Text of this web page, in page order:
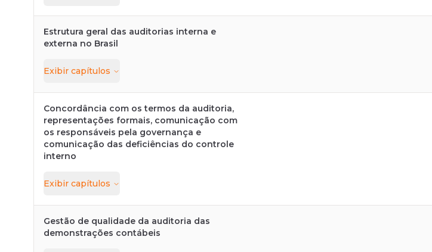
Estrutura geral das auditorias interna e
externa no Brasil
Exibir capítulos
Concordância com os termos da auditoria,
representações formais, comunicação com
os responsáveis pela governança e
comunicação das deficiências do controle
interno
Exibir capítulos
Gestão de qualidade da auditoria das
demonstrações contábeis